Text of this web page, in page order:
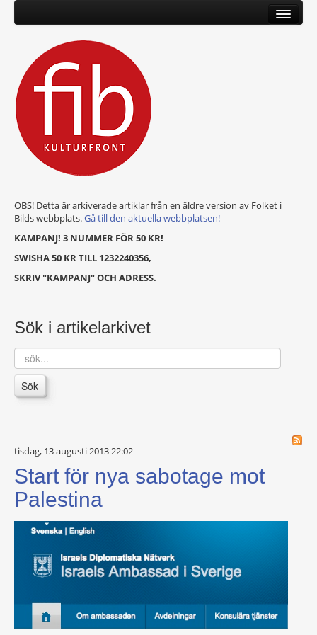
OBS! Detta är arkiverade artiklar från en äldre version av Folket i
Bilds webbplats.Gå till den aktuella webbplatsen!
KAMPANJ! 3 NUMMER FÖR 50 KR!
SWISHA 50 KR TILL 1232240356,
SKRIV "KAMPANJ" OCH ADRESS.
Sök i artikelarkivet
sök...
Sök
tisdag, 13 augusti 2013 22:02
Start för nya sabotage mot
Palestina